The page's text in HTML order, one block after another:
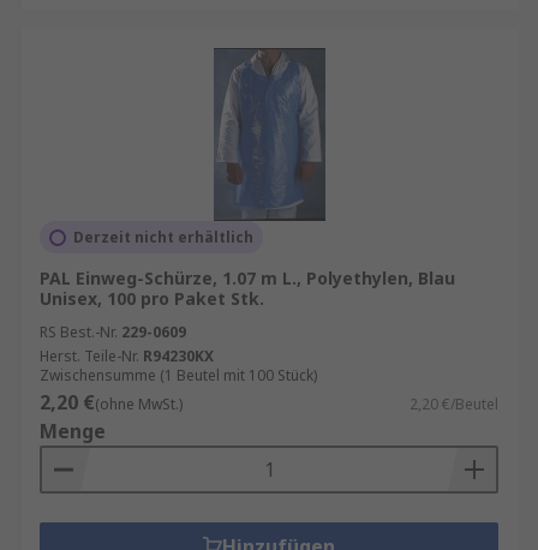
Derzeit nicht erhältlich
PAL Einweg-Schürze, 1.07 m L., Polyethylen, Blau
Unisex, 100 pro Paket Stk.
RS Best.-Nr. 229-0609
Herst. Teile-Nr. R94230KX
Zwischensumme (1 Beutel mit 100 Stück)
2,20 €(ohne MwSt.) 2,20 €/Beutel
Menge